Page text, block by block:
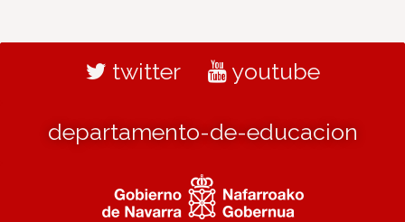
twitter youtube
departamento-de-educacion